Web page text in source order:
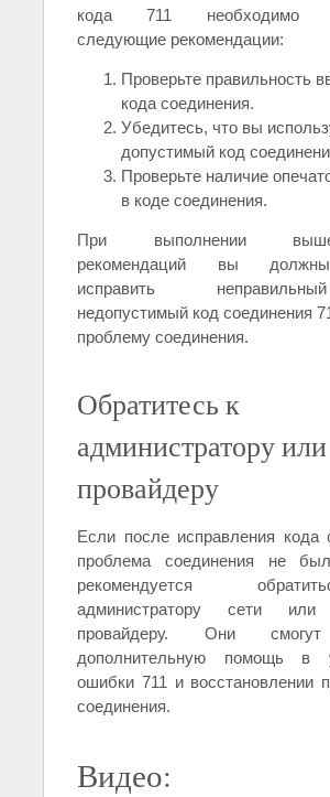
кода 711 необходимо
следующие рекомендации:
Проверьте правильность
кода соединения.
Убедитесь, что вы
допустимый код
Проверьте наличие
в коде соединения.
При выполнении
рекомендаций вы
исправить
недопустимый код соединения
проблему соединения.
Обратитесь к
администратору или
провайдеру
Если после исправления кода
проблема соединения не
рекомендуется
администратору сети или
провайдеру. Они
дополнительную помощь в
ошибки 711 и восстановлении
соединения.
Видео: